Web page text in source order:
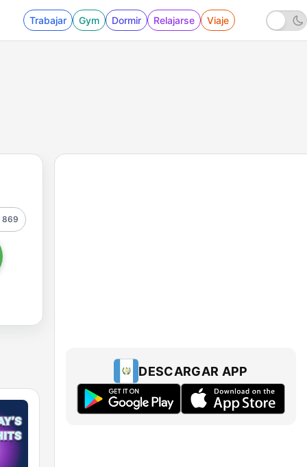
Trabajar Gym Dormir Relajarse Viaje
869
DESCARGAR APP